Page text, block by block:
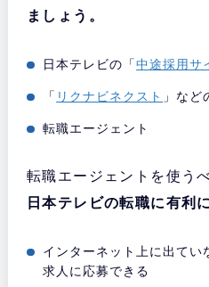
ましょう。
日本テレビの「中途採用サ
「 リクナビネクスト 」など
転職エージェント
転職エージェントを使う
日本テレビの転職に有利
インターネット上に出てい
求人に応募できる